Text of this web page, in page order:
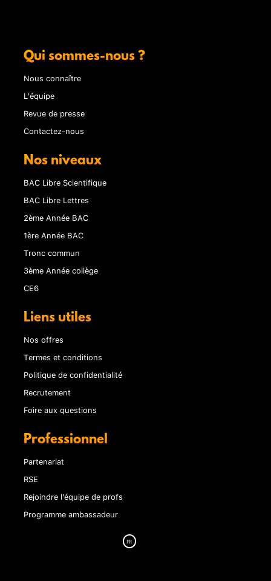
Qui sommes-nous ?
Nous connaître
L'équipe
Revue de presse
Contactez-nous
Nos niveaux
BAC Libre Scientifique
BAC Libre Lettres
2ème Année BAC
1ère Année BAC
Tronc commun
3ème Année collège
CE6
Liens utiles
Nos offres
Termes et conditions
Politique de confidentialité
Recrutement
Foire aux questions
Professionnel
Partenariat
RSE
Rejoindre l'équipe de profs
Programme ambassadeur